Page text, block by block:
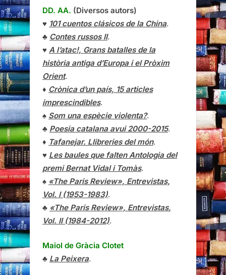
DD. AA. (Diversos autors)
♥ 101 cuentos clásicos de la China.
♣ Contes russos II.
♥ A l’atac!, Grans batalles de la
història antiga d’Europa i el Pròxim
Orient.
♦ Crònica d’un país, 15 articles
imprescindibles.
♠ Som una espècie violenta?.
♣ Poesia catalana avui 2000-2015.
♦ Tafanejar. Llibreries del món.
♥ Les baules que falten Antologia del
premi Bernat Vidal i Tomàs.
♠ «The Paris Review», Entrevistas,
Vol. I (1953-1983).
♣ «The Paris Review», Entrevistas,
Vol. II (1984-2012).
Maiol de Gràcia Clotet
♣ La Peixera.